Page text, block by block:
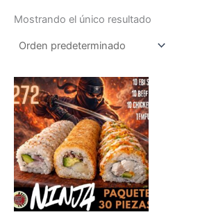
Mostrando el único resultado